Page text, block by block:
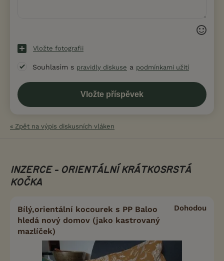
Vložte fotografii
Souhlasím s pravidly diskuse a podmínkami užití
« Zpět na výpis diskusních vláken
INZERCE - ORIENTÁLNÍ KRÁTKOSRSTÁ
KOČKA
Bílý,orientální kocourek s PP Baloo
hledá nový domov (jako kastrovaný
mazlíček)
Dohodou